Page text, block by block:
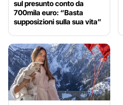
sul presunto conto da
700mila euro: “Basta
supposizioni sulla sua vita”